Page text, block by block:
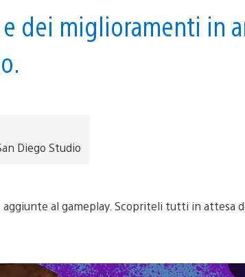
dei miglioramenti in
Diego Studio
al gameplay. Scopriteli tutti in attesa